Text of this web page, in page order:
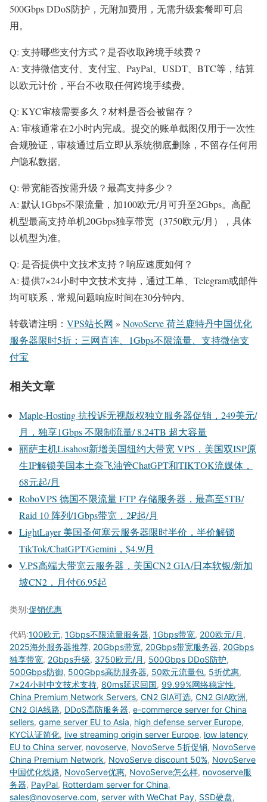
500Gbps DDoS防护，无附加费用，无需升级套餐即可启
用。
Q: 支持哪些支付方式？是否收取跨境手续费？
A: 支持微信支付、支付宝、PayPal、USDT、BTC等，结算
以欧元计价，平台不收取任何跨境手续费。
Q: KYC审核需要多久？材料是否会被留存？
A: 审核通常在2小时内完成。提交的账单截图仅用于一次性
合规验证，审核通过后立即从系统彻底删除，不留存任何用
户隐私数据。
Q: 带宽能否按需升级？最高支持多少？
A: 默认1Gbps不限流量，加100欧元/月可升至2Gbps。高配
机型最高支持单机20Gbps独享带宽（3750欧元/月），具体
以机型为准。
Q: 是否提供中文技术支持？响应速度如何？
A: 提供7×24小时中文技术支持，通过工单、Telegram或邮件
均可联系，常规问题响应时间在30分钟内。
转载请注明： VPS站长网 » NovoServe 荷兰鹿特丹中国优化
服务器限时5折：三网直连、1Gbps不限流量、支持微信支
付宝
相关文章
Maple-Hosting 抗投诉无视版权独立服务器促销，249美元/
月，独享1Gbps 不限制流量/ 8.24TB 超大容量
丽萨主机Lisahost新增美国纽约大带宽 VPS，美国双ISP原
生IP解锁美国本土奈飞油管ChatGPT和TIKTOK流媒体，
68元起/月
RoboVPS 德国不限流量 FTP 存储服务器，最高至5TB/
Raid 10 阵列/1Gbps带宽，2₽起/月
LightLayer 美国圣何塞云服务器限时半价，半价解锁
TikTok/ChatGPT/Gemini，$4.9/月
V.PS高端大带宽云服务器，美国CN2 GIA/日本软银/新加
坡CN2，月付€6.95起
类别:促销优惠
代码:100欧元, 1Gbps不限流量服务器, 1Gbps带宽, 200欧元/月 ,
2025海外服务器推荐, 20Gbps带宽, 20Gbps带宽服务器, 20Gbps
独享带宽, 2Gbps升级, 3750欧元/月 , 500Gbps DDoS防护,
500Gbps防御, 500Gbps高防服务器, 50欧元流量包, 5折优惠,
7×24小时中文技术支持, 80ms延迟回国, 99.99%网络稳定性,
China Premium Network Servers, CN2 GIA可选, CN2 GIA欧洲,
CN2 GIA线路, DDoS高防服务器, e-commerce server for China
sellers, game server EU to Asia, high defense server Europe,
KYC认证简化, live streaming origin server Europe, low latency
EU to China server, novoserve, NovoServe 5折促销, NovoServe
China Premium Network, NovoServe discount 50%, NovoServe
中国优化线路, NovoServe优惠, NovoServe怎么样, novoserve服
务器, PayPal, Rotterdam server for China,
sales@novoserve.com, server with WeChat Pay, SSD硬盘,